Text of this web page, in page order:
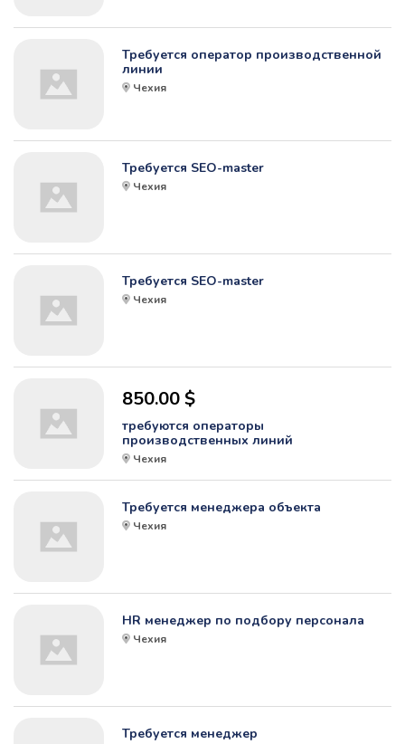
Требуется оператор производственной
линии
Чехия
Требуется SEO-master
Чехия
Требуется SEO-master
Чехия
850.00 $
требуются операторы
производственных линий
Чехия
Требуется менеджера объекта
Чехия
HR менеджер по подбору персонала
Чехия
Требуется менеджер